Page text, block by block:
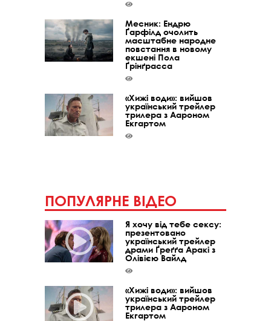
Месник: Ендрю
Ґарфілд очолить
масштабне народне
повстання в новому
екшені Пола
Ґрінґрасса
«Хижі води»: вийшов
український трейлер
трилера з Аароном
Екгартом
ПОПУЛЯРНЕ ВІДЕО
Я хочу від тебе сексу:
презентовано
український трейлер
драми Ґреґґа Аракі з
Олівією Вайлд
«Хижі води»: вийшов
український трейлер
трилера з Аароном
Екгартом